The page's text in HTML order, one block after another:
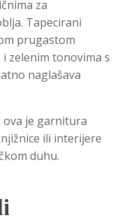
za
Tapecirani
prugastom
zelenim tonovima s
naglašava
je garnitura
ili interijere
duhu.